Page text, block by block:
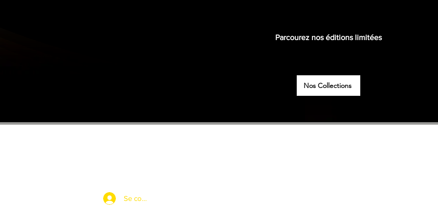
Parcourez nos éditions limitées
Nos Collections
Se connecter